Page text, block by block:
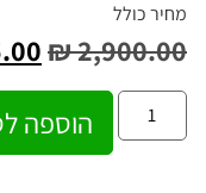
מחיר כולל
₪2,900.00
הוספה